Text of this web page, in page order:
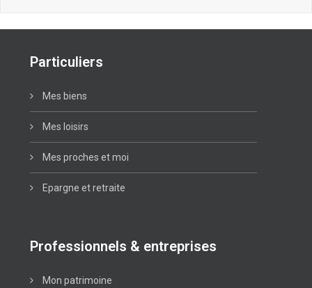
Particuliers
Mes biens
Mes loisirs
Mes proches et moi
Epargne et retraite
Professionnels & entreprises
Mon patrimoine